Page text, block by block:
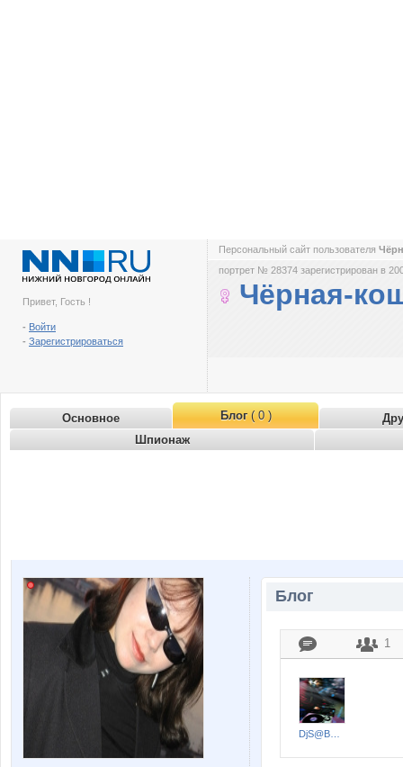
Привет, Гость !
- Войти
- Зарегистрироваться
Персональный сайт пользователя
портрет № 28374 зарегистрирован в
Чёрная-
Основное Блог( 0 )
Шпионаж
Блог
1